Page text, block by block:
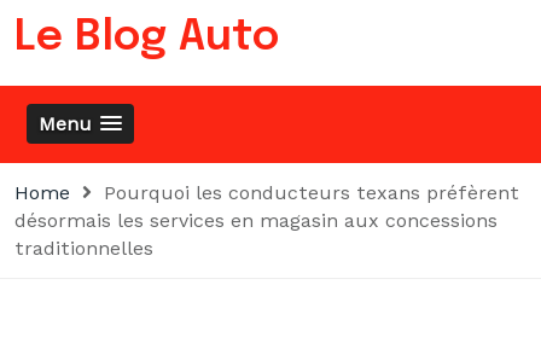
Skip
Le Blog Auto
Menu
Home
Pourquoi les conducteurs texans préfèrent
désormais les services en magasin aux concessions
traditionnelles